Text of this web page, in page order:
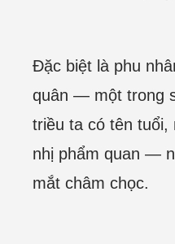
Đặc biệt là phu
quân — một trong
triều ta có tên
nhị phẩm quan —
mắt châm chọc.